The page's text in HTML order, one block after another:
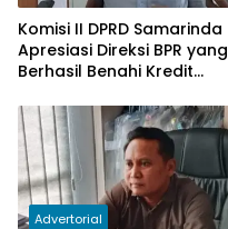
Komisi II DPRD Samarinda
Apresiasi Direksi BPR yang
Berhasil Benahi Kredit
Advertorial